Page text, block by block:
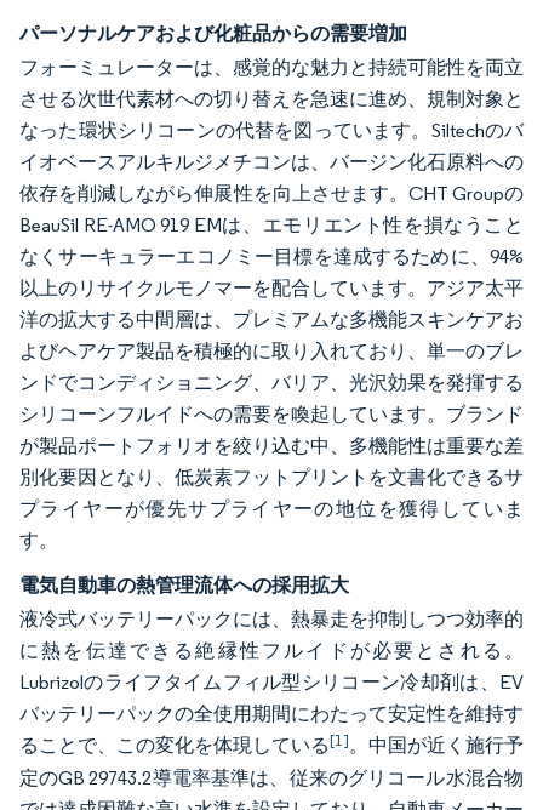
パーソナルケアおよび化粧品からの需要増加
フォーミュレーターは、感覚的な魅力と持続可能性を両立
させる次世代素材への切り替えを急速に進め、規制対象と
なった環状シリコーンの代替を図っています。Siltechのバ
イオベースアルキルジメチコンは、バージン化石原料への
依存を削減しながら伸展性を向上させます。CHT Groupの
BeauSil RE-AMO 919 EMは、エモリエント性を損なうこと
なくサーキュラーエコノミー目標を達成するために、94%
以上のリサイクルモノマーを配合しています。アジア太平
洋の拡大する中間層は、プレミアムな多機能スキンケアお
よびヘアケア製品を積極的に取り入れており、単一のブレ
ンドでコンディショニング、バリア、光沢効果を発揮する
シリコーンフルイドへの需要を喚起しています。ブランド
が製品ポートフォリオを絞り込む中、多機能性は重要な差
別化要因となり、低炭素フットプリントを文書化できるサ
プライヤーが優先サプライヤーの地位を獲得していま
す。
電気自動車の熱管理流体への採用拡大
液冷式バッテリーパックには、熱暴走を抑制しつつ効率的
に熱を伝達できる絶縁性フルイドが必要とされる。
Lubrizolのライフタイムフィル型シリコーン冷却剤は、EV
バッテリーパックの全使用期間にわたって安定性を維持す
ることで、この変化を体現している[1]。中国が近く施行予
定のGB 29743.2導電率基準は、従来のグリコール水混合物